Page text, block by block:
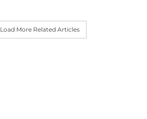
Load More Related Articles